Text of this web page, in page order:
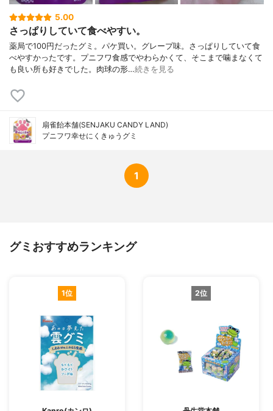
5.00
さっぱりしていて食べやすい。
薬局で100円だったグミ。パケ買い。グレープ味。さっぱりしていて食
べやすかったです。プニフワ食感でやわらかくて、そこまで噛まなくて
も良い所も好きでした。肉球の形…続きを見る
扇雀飴本舗(SENJAKU CANDY LAND)
プニフワ幸せにくきゅうグミ
1
グミおすすめランキング
1位 2位